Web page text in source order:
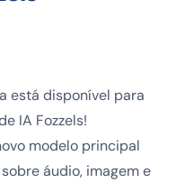
está disponível para
IA Fozzels!
modelo principal
áudio, imagem e